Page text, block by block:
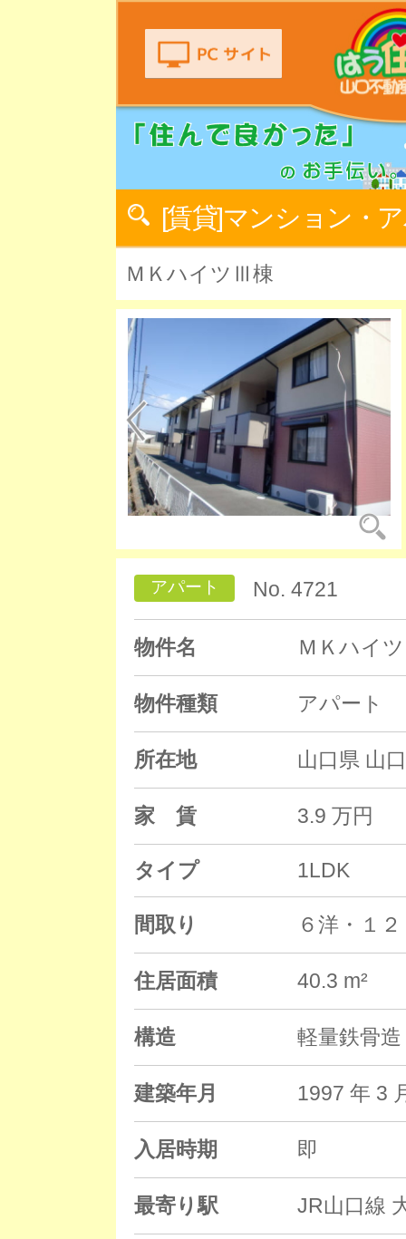
[賃貸]マンション・
ＭＫハイツⅢ棟
アパート No. 4721
物件名 ＭＫハイ
物件種類 アパート
所在地 山口県 山
家 賃 3.9 万円
タイプ 1LDK
間取り ６洋・１
住居面積 40.3 m²
構造 軽量鉄骨
建築年月 1997 年
入居時期 即
最寄り駅 JR山口線